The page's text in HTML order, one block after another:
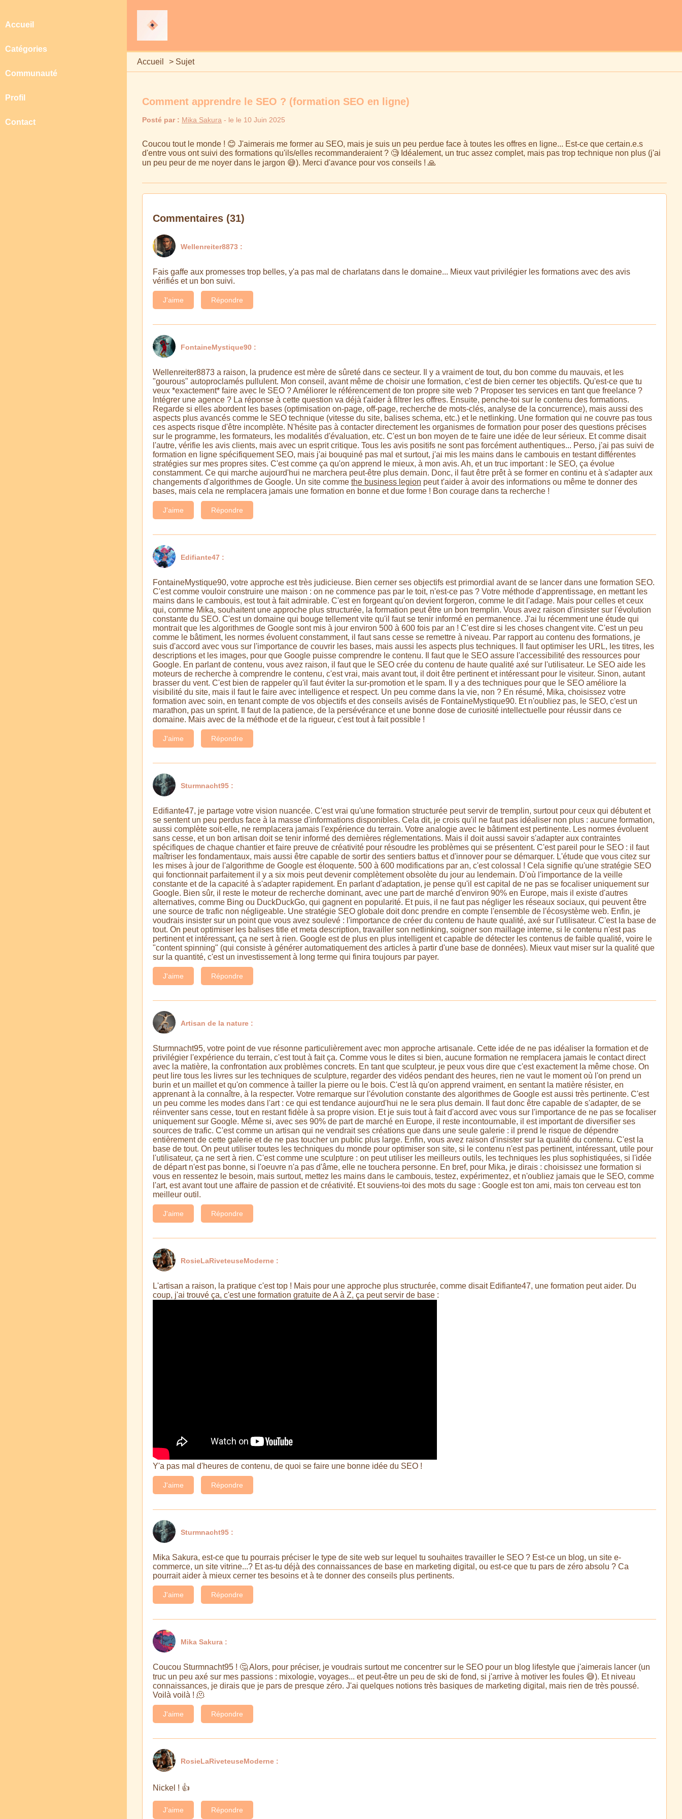
Accueil > Sujet
Accueil
Catégories
Communauté
Profil
Contact
Comment apprendre le SEO ? (formation SEO en ligne)
Posté par : Mika Sakura - le le 10 Juin 2025
Coucou tout le monde ! 😊 J'aimerais me former au SEO, mais je suis un peu perdue face à toutes les offres en ligne... Est-ce que certain.e.s
d'entre vous ont suivi des formations qu'ils/elles recommanderaient ? 🧐 Idéalement, un truc assez complet, mais pas trop technique non plus (j'ai
un peu peur de me noyer dans le jargon 😅). Merci d'avance pour vos conseils ! 🙏
Commentaires (31)
Wellenreiter8873 :
Fais gaffe aux promesses trop belles, y'a pas mal de charlatans dans le domaine... Mieux vaut privilégier les formations avec des avis
vérifiés et un bon suivi.
J'aime Répondre
FontaineMystique90 :
Wellenreiter8873 a raison, la prudence est mère de sûreté dans ce secteur. Il y a vraiment de tout, du bon comme du mauvais, et les
"gourous" autoproclamés pullulent. Mon conseil, avant même de choisir une formation, c'est de bien cerner tes objectifs. Qu'est-ce que tu
veux *exactement* faire avec le SEO ? Améliorer le référencement de ton propre site web ? Proposer tes services en tant que freelance ?
Intégrer une agence ? La réponse à cette question va déjà t'aider à filtrer les offres. Ensuite, penche-toi sur le contenu des formations.
Regarde si elles abordent les bases (optimisation on-page, off-page, recherche de mots-clés, analyse de la concurrence), mais aussi des
aspects plus avancés comme le SEO technique (vitesse du site, balises schema, etc.) et le netlinking. Une formation qui ne couvre pas tous
ces aspects risque d'être incomplète. N'hésite pas à contacter directement les organismes de formation pour poser des questions précises
sur le programme, les formateurs, les modalités d'évaluation, etc. C'est un bon moyen de te faire une idée de leur sérieux. Et comme disait
l'autre, vérifie les avis clients, mais avec un esprit critique. Tous les avis positifs ne sont pas forcément authentiques... Perso, j'ai pas suivi de
formation en ligne spécifiquement SEO, mais j'ai bouquiné pas mal et surtout, j'ai mis les mains dans le cambouis en testant différentes
stratégies sur mes propres sites. C'est comme ça qu'on apprend le mieux, à mon avis. Ah, et un truc important : le SEO, ça évolue
constamment. Ce qui marche aujourd'hui ne marchera peut-être plus demain. Donc, il faut être prêt à se former en continu et à s'adapter aux
changements d'algorithmes de Google. Un site comme the business legion peut t'aider à avoir des informations ou même te donner des
bases, mais cela ne remplacera jamais une formation en bonne et due forme ! Bon courage dans ta recherche !
J'aime Répondre
Edifiante47 :
FontaineMystique90, votre approche est très judicieuse. Bien cerner ses objectifs est primordial avant de se lancer dans une formation SEO.
C'est comme vouloir construire une maison : on ne commence pas par le toit, n'est-ce pas ? Votre méthode d'apprentissage, en mettant les
mains dans le cambouis, est tout à fait admirable. C'est en forgeant qu'on devient forgeron, comme le dit l'adage. Mais pour celles et ceux
qui, comme Mika, souhaitent une approche plus structurée, la formation peut être un bon tremplin. Vous avez raison d'insister sur l'évolution
constante du SEO. C'est un domaine qui bouge tellement vite qu'il faut se tenir informé en permanence. J'ai lu récemment une étude qui
montrait que les algorithmes de Google sont mis à jour environ 500 à 600 fois par an ! C'est dire si les choses changent vite. C'est un peu
comme le bâtiment, les normes évoluent constamment, il faut sans cesse se remettre à niveau. Par rapport au contenu des formations, je
suis d'accord avec vous sur l'importance de couvrir les bases, mais aussi les aspects plus techniques. Il faut optimiser les URL, les titres, les
descriptions et les images, pour que Google puisse comprendre le contenu. Il faut que le SEO assure l'accessibilité des ressources pour
Google. En parlant de contenu, vous avez raison, il faut que le SEO crée du contenu de haute qualité axé sur l'utilisateur. Le SEO aide les
moteurs de recherche à comprendre le contenu, c'est vrai, mais avant tout, il doit être pertinent et intéressant pour le visiteur. Sinon, autant
brasser du vent. C'est bien de rappeler qu'il faut éviter la sur-promotion et le spam. Il y a des techniques pour que le SEO améliore la
visibilité du site, mais il faut le faire avec intelligence et respect. Un peu comme dans la vie, non ? En résumé, Mika, choisissez votre
formation avec soin, en tenant compte de vos objectifs et des conseils avisés de FontaineMystique90. Et n'oubliez pas, le SEO, c'est un
marathon, pas un sprint. Il faut de la patience, de la persévérance et une bonne dose de curiosité intellectuelle pour réussir dans ce
domaine. Mais avec de la méthode et de la rigueur, c'est tout à fait possible !
J'aime Répondre
Sturmnacht95 :
Edifiante47, je partage votre vision nuancée. C'est vrai qu'une formation structurée peut servir de tremplin, surtout pour ceux qui débutent et
se sentent un peu perdus face à la masse d'informations disponibles. Cela dit, je crois qu'il ne faut pas idéaliser non plus : aucune formation,
aussi complète soit-elle, ne remplacera jamais l'expérience du terrain. Votre analogie avec le bâtiment est pertinente. Les normes évoluent
sans cesse, et un bon artisan doit se tenir informé des dernières réglementations. Mais il doit aussi savoir s'adapter aux contraintes
spécifiques de chaque chantier et faire preuve de créativité pour résoudre les problèmes qui se présentent. C'est pareil pour le SEO : il faut
maîtriser les fondamentaux, mais aussi être capable de sortir des sentiers battus et d'innover pour se démarquer. L'étude que vous citez sur
les mises à jour de l'algorithme de Google est éloquente. 500 à 600 modifications par an, c'est colossal ! Cela signifie qu'une stratégie SEO
qui fonctionnait parfaitement il y a six mois peut devenir complètement obsolète du jour au lendemain. D'où l'importance de la veille
constante et de la capacité à s'adapter rapidement. En parlant d'adaptation, je pense qu'il est capital de ne pas se focaliser uniquement sur
Google. Bien sûr, il reste le moteur de recherche dominant, avec une part de marché d'environ 90% en Europe, mais il existe d'autres
alternatives, comme Bing ou DuckDuckGo, qui gagnent en popularité. Et puis, il ne faut pas négliger les réseaux sociaux, qui peuvent être
une source de trafic non négligeable. Une stratégie SEO globale doit donc prendre en compte l'ensemble de l'écosystème web. Enfin, je
voudrais insister sur un point que vous avez soulevé : l'importance de créer du contenu de haute qualité, axé sur l'utilisateur. C'est la base de
tout. On peut optimiser les balises title et meta description, travailler son netlinking, soigner son maillage interne, si le contenu n'est pas
pertinent et intéressant, ça ne sert à rien. Google est de plus en plus intelligent et capable de détecter les contenus de faible qualité, voire le
"content spinning" (qui consiste à générer automatiquement des articles à partir d'une base de données). Mieux vaut miser sur la qualité que
sur la quantité, c'est un investissement à long terme qui finira toujours par payer.
J'aime Répondre
Artisan de la nature :
Sturmnacht95, votre point de vue résonne particulièrement avec mon approche artisanale. Cette idée de ne pas idéaliser la formation et de
privilégier l'expérience du terrain, c'est tout à fait ça. Comme vous le dites si bien, aucune formation ne remplacera jamais le contact direct
avec la matière, la confrontation aux problèmes concrets. En tant que sculpteur, je peux vous dire que c'est exactement la même chose. On
peut lire tous les livres sur les techniques de sculpture, regarder des vidéos pendant des heures, rien ne vaut le moment où l'on prend un
burin et un maillet et qu'on commence à tailler la pierre ou le bois. C'est là qu'on apprend vraiment, en sentant la matière résister, en
apprenant à la connaître, à la respecter. Votre remarque sur l'évolution constante des algorithmes de Google est aussi très pertinente. C'est
un peu comme les modes dans l'art : ce qui est tendance aujourd'hui ne le sera plus demain. Il faut donc être capable de s'adapter, de se
réinventer sans cesse, tout en restant fidèle à sa propre vision. Et je suis tout à fait d'accord avec vous sur l'importance de ne pas se focaliser
uniquement sur Google. Même si, avec ses 90% de part de marché en Europe, il reste incontournable, il est important de diversifier ses
sources de trafic. C'est comme un artisan qui ne vendrait ses créations que dans une seule galerie : il prend le risque de dépendre
entièrement de cette galerie et de ne pas toucher un public plus large. Enfin, vous avez raison d'insister sur la qualité du contenu. C'est la
base de tout. On peut utiliser toutes les techniques du monde pour optimiser son site, si le contenu n'est pas pertinent, intéressant, utile pour
l'utilisateur, ça ne sert à rien. C'est comme une sculpture : on peut utiliser les meilleurs outils, les techniques les plus sophistiquées, si l'idée
de départ n'est pas bonne, si l'oeuvre n'a pas d'âme, elle ne touchera personne. En bref, pour Mika, je dirais : choisissez une formation si
vous en ressentez le besoin, mais surtout, mettez les mains dans le cambouis, testez, expérimentez, et n'oubliez jamais que le SEO, comme
l'art, est avant tout une affaire de passion et de créativité. Et souviens-toi des mots du sage : Google est ton ami, mais ton cerveau est ton
meilleur outil.
J'aime Répondre
RosieLaRiveteuseModerne :
L'artisan a raison, la pratique c'est top ! Mais pour une approche plus structurée, comme disait Edifiante47, une formation peut aider. Du
coup, j'ai trouvé ça, c'est une formation gratuite de A à Z, ça peut servir de base :
Y'a pas mal d'heures de contenu, de quoi se faire une bonne idée du SEO !
J'aime Répondre
Sturmnacht95 :
Mika Sakura, est-ce que tu pourrais préciser le type de site web sur lequel tu souhaites travailler le SEO ? Est-ce un blog, un site e-
commerce, un site vitrine...? Et as-tu déjà des connaissances de base en marketing digital, ou est-ce que tu pars de zéro absolu ? Ca
pourrait aider à mieux cerner tes besoins et à te donner des conseils plus pertinents.
J'aime Répondre
Mika Sakura :
Coucou Sturmnacht95 ! 🤔 Alors, pour préciser, je voudrais surtout me concentrer sur le SEO pour un blog lifestyle que j'aimerais lancer (un
truc un peu axé sur mes passions : mixologie, voyages... et peut-être un peu de ski de fond, si j'arrive à motiver les foules 😅). Et niveau
connaissances, je dirais que je pars de presque zéro. J'ai quelques notions très basiques de marketing digital, mais rien de très poussé.
Voilà voilà ! 🫠
J'aime Répondre
RosieLaRiveteuseModerne :
Nickel ! 👍
J'aime Répondre